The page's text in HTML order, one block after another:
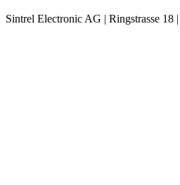
Sintrel Electronic AG | Ringstrasse